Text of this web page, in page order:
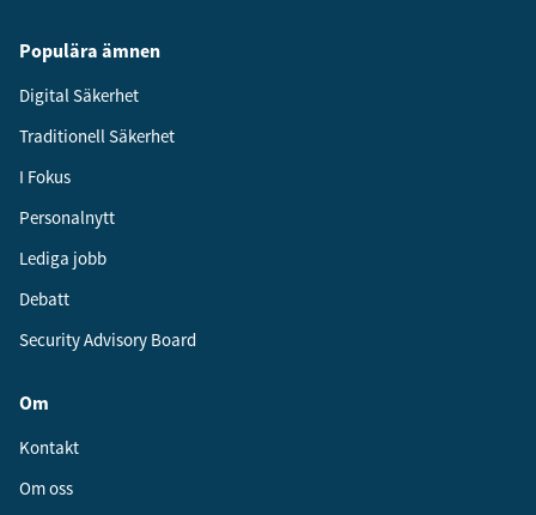
Populära ämnen
Digital Säkerhet
Traditionell Säkerhet
I Fokus
Personalnytt
Lediga jobb
Debatt
Security Advisory Board
Om
Kontakt
Om oss